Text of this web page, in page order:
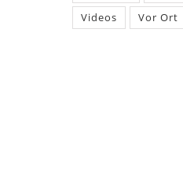
Videos
Vor Ort